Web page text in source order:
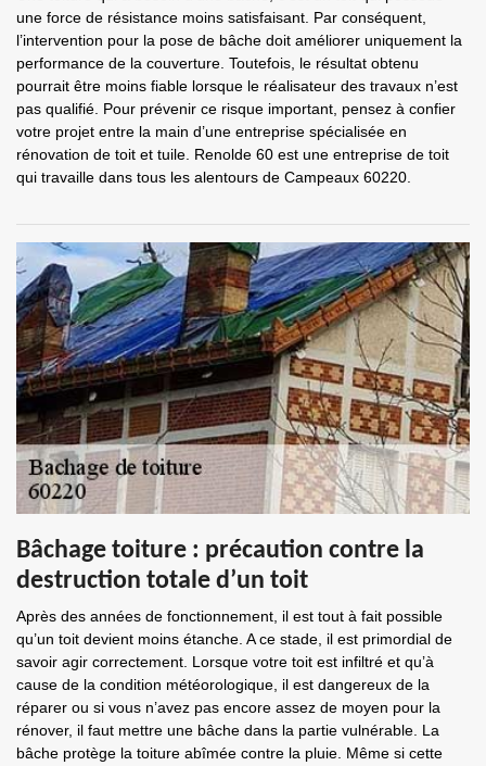
une force de résistance moins satisfaisant. Par conséquent,
l’intervention pour la pose de bâche doit améliorer uniquement la
performance de la couverture. Toutefois, le résultat obtenu
pourrait être moins fiable lorsque le réalisateur des travaux n’est
pas qualifié. Pour prévenir ce risque important, pensez à confier
votre projet entre la main d’une entreprise spécialisée en
rénovation de toit et tuile. Renolde 60 est une entreprise de toit
qui travaille dans tous les alentours de Campeaux 60220.
Bâchage toiture : précaution contre la
destruction totale d’un toit
Après des années de fonctionnement, il est tout à fait possible
qu’un toit devient moins étanche. A ce stade, il est primordial de
savoir agir correctement. Lorsque votre toit est infiltré et qu’à
cause de la condition météorologique, il est dangereux de la
réparer ou si vous n’avez pas encore assez de moyen pour la
rénover, il faut mettre une bâche dans la partie vulnérable. La
bâche protège la toiture abîmée contre la pluie. Même si cette